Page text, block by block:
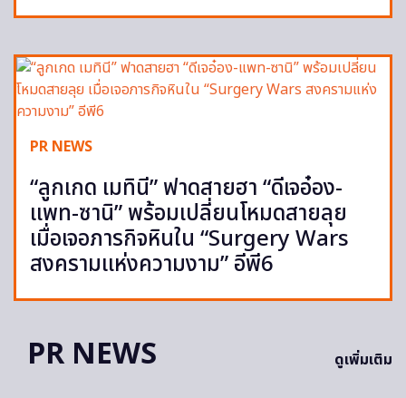
PR NEWS
“ลูกเกด เมทินี” ฟาดสายฮา “ดีเจอ๋อง-
แพท-ซานิ” พร้อมเปลี่ยนโหมดสายลุย
เมื่อเจอภารกิจหินใน “Surgery Wars
สงครามแห่งความงาม” อีพี6
PR NEWS ดูเพิ่มเติม